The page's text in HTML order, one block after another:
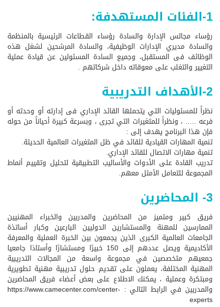
1-الفئات المستهدفة:
رؤساء مجالس الإدارة والسادة رؤساء القطاعات الرئيسية بالمنظمة
والسادة مديري الإدارات الوظيفية، والسادة المرشحين لشغل هذه
الوظائف فى المستقبل، وجميع السادة المسئولين عن قيادة عملية
التغيير والتغلب على معوقاته داخل شركاتهم .
2-الأهداف التدريبية
نظراً للمسئوليات التي يتحملها القائد الإداري فى إدارته أو وحدته أو
فرعه ….. ، ونظراً للمتغيرات التي تجرى ، وبسرعة كبيرة أحياناً من حوله
فإن هذا البرنامج يهدف إلى :
تنمية المهارات القيادية للقائد في ظل المتغيرات العالمية الحديثة.
تنمية مهارات الاتصال للقائد الإداري.
تدريب القادة على الأدوات والأساليب التطبيقية لتحليل وتقييم أنماط
المجموعة للتعامل الأمثل معهم.
3- المحاضرين
فريق كبير ومتميز من المحاضرين والمدربين والخبراء المهنيين
الممارسين للمهنة والمستشارين الدوليين البارعين وكبار أساتذة
الجامعات العالمية الكبرى الذين يجمعون بين الخبرة العملية والمعرفة
الأكاديمية ويصل عددهم إلى 150 خبيرًا ومستشارًا وأستاذا جامعيا
جمعيهم متخصصين في مجموعة واسعة من المجالات التدريبية
المهنية المختلفة، يعملون على تقديم حلول تدريبية مهنية تطويرية
ومبتكرة وعملية ، يمكنك الاطلاع على بعض أعضاء فريق المحاضرين
والمدربين في الرابط التالي : https://www.camecenter.com/center-
experts